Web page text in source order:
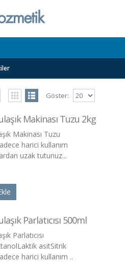
Göster:
Makinası Tuzu 2kg
Makinası Tuzu
harici kullanım
uzak tutunuz...
Parlatıcısı 500ml
Parlatıcısı
asitSitrik
harici kullanım ..